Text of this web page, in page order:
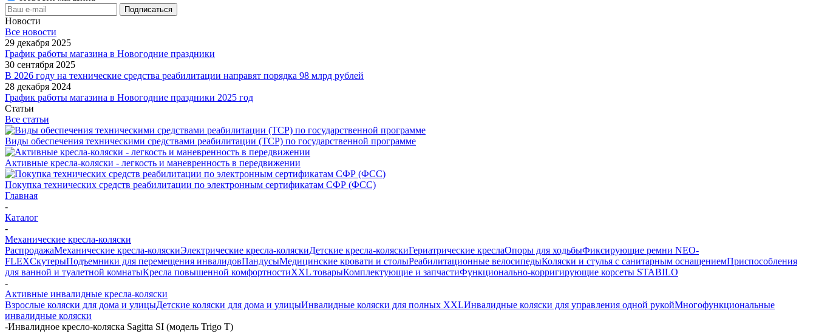
Новости
Все новости
29 декабря 2025
График работы магазина в Новогодние праздники
30 сентября 2025
В 2026 году на технические средства реабилитации направят порядка 98 млрд рублей
28 декабря 2024
График работы магазина в Новогодние праздники 2025 год
Статьи
Все статьи
Виды обеспечения техническими средствами реабилитации (ТСР) по государственной программе
Активные кресла-коляски - легкость и маневренность в передвижении
Покупка технических средств реабилитации по электронным сертификатам СФР (ФСС)
Главная
-
Каталог
-
Механические кресла-коляски
РаспродажаМеханические кресла-коляскиЭлектрические кресла-коляскиДетские кресла-коляскиГериатрические креслаОпоры для ходьбыФиксирующие ремни NEO-
FLEXСкутерыПодъемники для перемещения инвалидовПандусыМедицинские кровати и столыРеабилитационные велосипедыКоляски и стулья с санитарным оснащениемПриспособления
для ванной и туалетной комнатыКресла повышенной комфортностиXXL товарыКомплектующие и запчастиФункционально-корригирующие корсеты STABILO
-
Активные инвалидные кресла-коляски
Взрослые коляски для дома и улицыДетские коляски для дома и улицыИнвалидные коляски для полных XXLИнвалидные коляски для управления одной рукойМногофункциональные
инвалидные коляски
-Инвалидное кресло-коляска Sagitta SI (модель Trigo T)